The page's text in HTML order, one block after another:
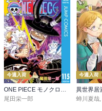
今週入荷
ONE PIECE モノクロ版 115
尾田栄一郎
今週入荷
蝉川夏哉,